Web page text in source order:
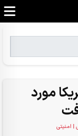
مورد
| امنیتی